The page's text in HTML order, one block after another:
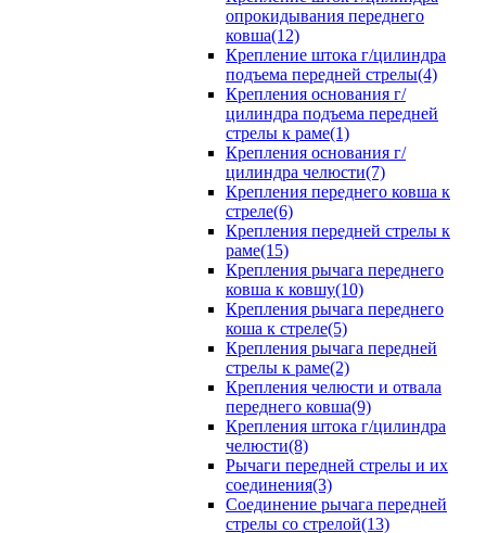
опрокидывания переднего
ковша(12)
Крепление штока г/цилиндра
подъема передней стрелы(4)
Крепления основания г/
цилиндра подъема передней
стрелы к раме(1)
Крепления основания г/
цилиндра челюсти(7)
Крепления переднего ковша к
стреле(6)
Крепления передней стрелы к
раме(15)
Крепления рычага переднего
ковша к ковшу(10)
Крепления рычага переднего
коша к стреле(5)
Крепления рычага передней
стрелы к раме(2)
Крепления челюсти и отвала
переднего ковша(9)
Крепления штока г/цилиндра
челюсти(8)
Рычаги передней стрелы и их
соединения(3)
Соединение рычага передней
стрелы со стрелой(13)